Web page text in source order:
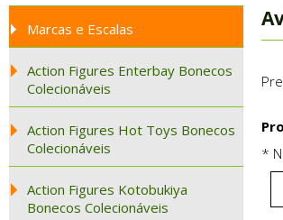
Marcas e Escalas
Action Figures Enterbay Bonecos
Colecionáveis
Action Figures Hot Toys Bonecos
Colecionáveis
Action Figures Kotobukiya
Bonecos Colecionáveis
*